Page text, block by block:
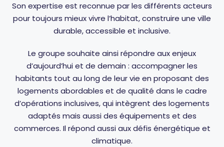
Son expertise est reconnue par les différents acteurs
pour toujours mieux vivre l’habitat, construire une ville
durable, accessible et inclusive.
Le groupe souhaite ainsi répondre aux enjeux
d’aujourd’hui et de demain : accompagner les
habitants tout au long de leur vie en proposant des
logements abordables et de qualité dans le cadre
d’opérations inclusives, qui intègrent des logements
adaptés mais aussi des équipements et des
commerces. Il répond aussi aux défis énergétique et
climatique.